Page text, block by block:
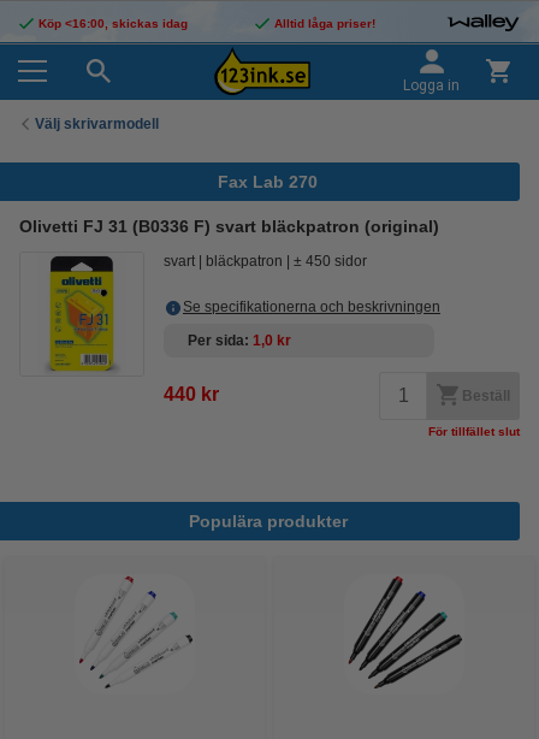
Köp <16:00, skickas idag Alltid låga priser!
Logga in
Välj skrivarmodell
Fax Lab 270
Olivetti FJ 31 (B0336 F) svart bläckpatron (original)
svart bläckpatron ± 450 sidor
Se specifikationerna och beskrivningen
Per sida 1,0 kr
440 kr Beställ
För tillfället slut
Populära produkter